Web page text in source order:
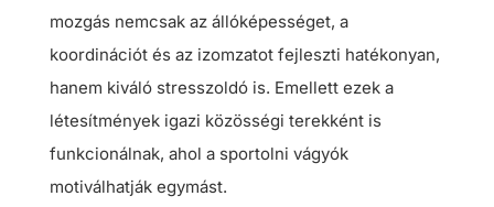
mozgás nemcsak az állóképességet, a
koordinációt és az izomzatot fejleszti hatékonyan,
hanem kiváló stresszoldó is. Emellett ezek a
létesítmények igazi közösségi terekként is
funkcionálnak, ahol a sportolni vágyók
motiválhatják egymást.